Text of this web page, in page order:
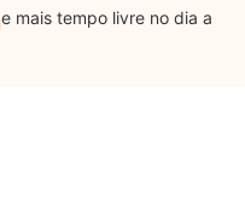
e mais tempo livre no dia a